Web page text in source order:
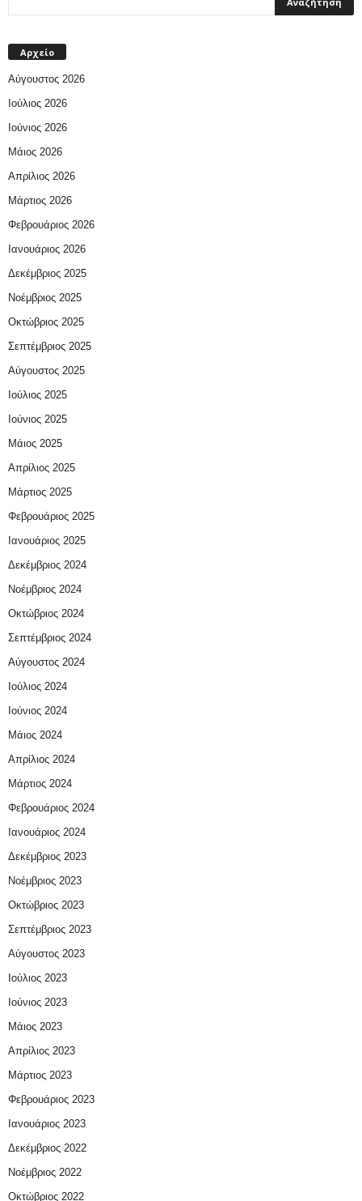
Αρχείο
Αύγουστος 2026
Ιούλιος 2026
Ιούνιος 2026
Μάιος 2026
Απρίλιος 2026
Μάρτιος 2026
Φεβρουάριος 2026
Ιανουάριος 2026
Δεκέμβριος 2025
Νοέμβριος 2025
Οκτώβριος 2025
Σεπτέμβριος 2025
Αύγουστος 2025
Ιούλιος 2025
Ιούνιος 2025
Μάιος 2025
Απρίλιος 2025
Μάρτιος 2025
Φεβρουάριος 2025
Ιανουάριος 2025
Δεκέμβριος 2024
Νοέμβριος 2024
Οκτώβριος 2024
Σεπτέμβριος 2024
Αύγουστος 2024
Ιούλιος 2024
Ιούνιος 2024
Μάιος 2024
Απρίλιος 2024
Μάρτιος 2024
Φεβρουάριος 2024
Ιανουάριος 2024
Δεκέμβριος 2023
Νοέμβριος 2023
Οκτώβριος 2023
Σεπτέμβριος 2023
Αύγουστος 2023
Ιούλιος 2023
Ιούνιος 2023
Μάιος 2023
Απρίλιος 2023
Μάρτιος 2023
Φεβρουάριος 2023
Ιανουάριος 2023
Δεκέμβριος 2022
Νοέμβριος 2022
Οκτώβριος 2022